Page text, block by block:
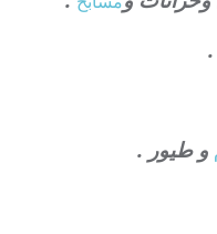
.
و طيور .